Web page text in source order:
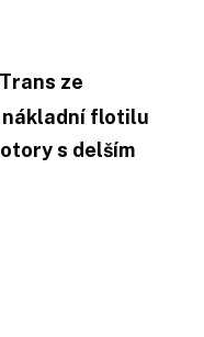
ze
nákladní flotilu
s delším